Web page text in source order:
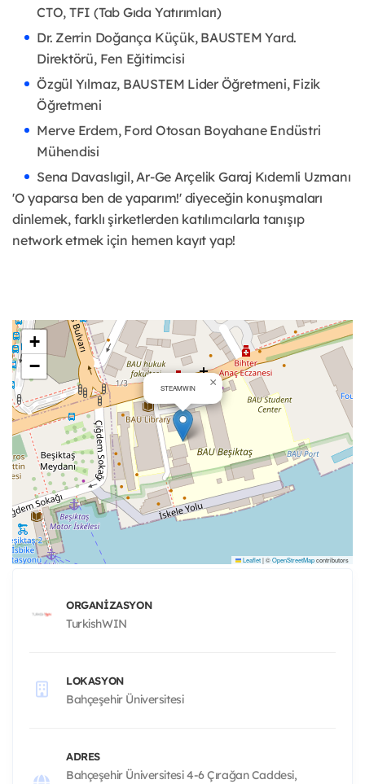
CTO, TFI (Tab Gıda Yatırımları)
Dr. Zerrin Doğança Küçük, BAUSTEM Yard.
Direktörü, Fen Eğitimcisi
Özgül Yılmaz, BAUSTEM Lider Öğretmeni, Fizik
Öğretmeni
Merve Erdem, Ford Otosan Boyahane Endüstri
Mühendisi
Sena Davaslıgil, Ar-Ge Arçelik Garaj Kıdemli Uzmanı
'O yaparsa ben de yaparım!' diyeceğin konuşmaları
dinlemek, farklı şirketlerden katılımcılarla tanışıp
network etmek için hemen kayıt yap!
STEAMWIN ×
+
−
Leaflet|©OpenStreetMapcontributors
ORGANIZASYON
TurkishWIN
LOKASYON
Bahçeşehir Üniversitesi
ADRES
Bahçeşehir Üniversitesi 4-6 Çırağan Caddesi,